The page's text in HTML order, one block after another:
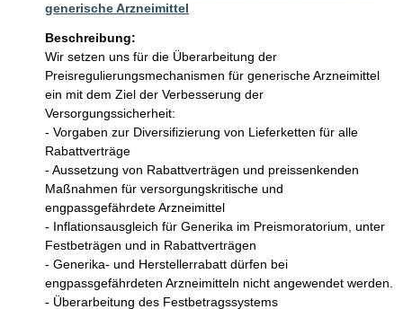
generische Arzneimittel
Beschreibung:
Wir setzen uns für die Überarbeitung der
Preisregulierungsmechanismen für generische Arzneimittel
ein mit dem Ziel der Verbesserung der
Versorgungssicherheit:
- Vorgaben zur Diversifizierung von Lieferketten für alle
Rabattverträge
- Aussetzung von Rabattverträgen und preissenkenden
Maßnahmen für versorgungskritische und
engpassgefährdete Arzneimittel
- Inflationsausgleich für Generika im Preismoratorium, unter
Festbeträgen und in Rabattverträgen
- Generika- und Herstellerrabatt dürfen bei
engpassgefährdeten Arzneimitteln nicht angewendet werden.
- Überarbeitung des Festbetragssystems